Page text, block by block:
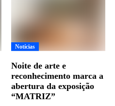
Notícias
Noite de arte e
reconhecimento marca a
abertura da exposição
“MATRIZ”